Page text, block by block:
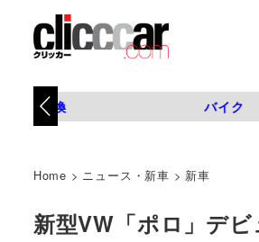
タイヤ交換 バイク
Home > ニュース・新車 > 新車
新型VW「ポロ」デ